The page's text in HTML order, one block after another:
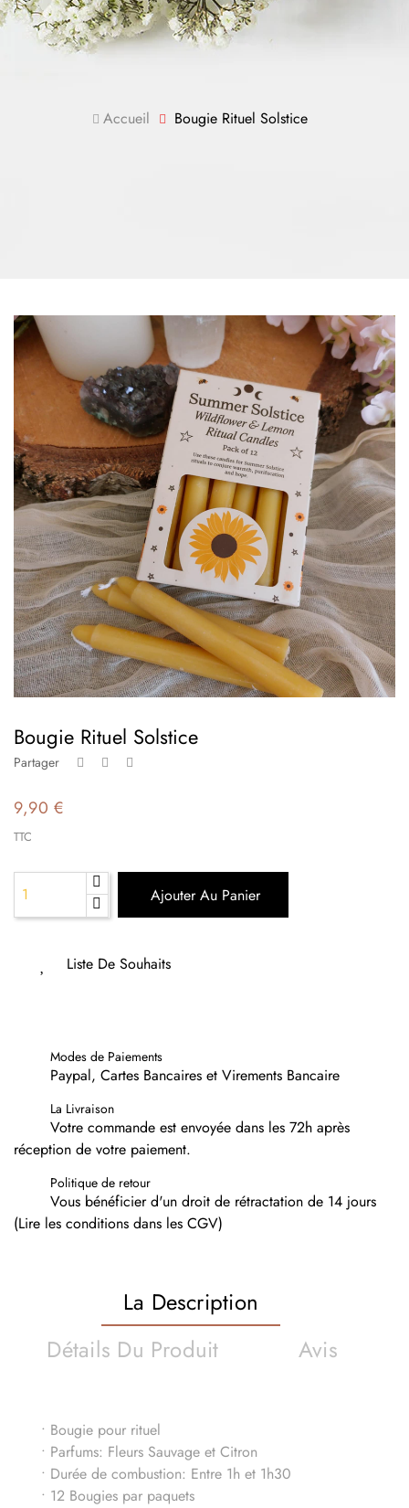
Accueil Bougie Rituel Solstice
Bougie Rituel Solstice
Partager
9,90 €
TTC
Ajouter Au Panier
Liste De Souhaits
Modes de Paiements
Paypal, Cartes Bancaires et Virements Bancaire
La Livraison
Votre commande est envoyée dans les 72h après
réception de votre paiement.
Politique de retour
Vous bénéficier d'un droit de rétractation de 14 jours
(Lire les conditions dans les CGV)
La Description
Détails Du Produit
Avis
• Bougie pour rituel
• Parfums: Fleurs Sauvage et Citron
• Durée de combustion: Entre 1h et 1h30
• 12 Bougies par paquets